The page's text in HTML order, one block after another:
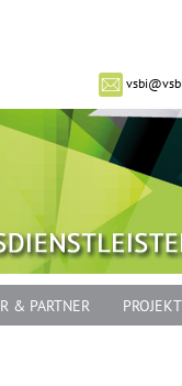
& PARTNER